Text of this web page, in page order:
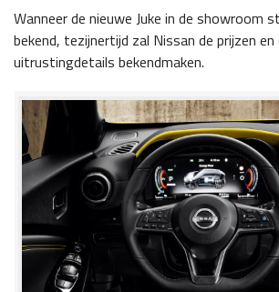
Wanneer de nieuwe Juke in de showroom
bekend, tezijnertijd zal Nissan de prijzen en
uitrustingdetails bekendmaken.